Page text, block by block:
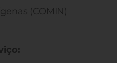
(COMIN)